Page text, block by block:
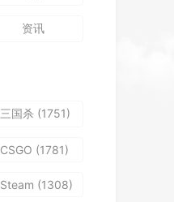
资讯
三国杀 (1751)
CSGO (1781)
Steam (1308)